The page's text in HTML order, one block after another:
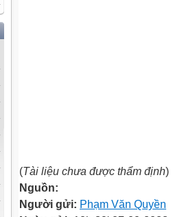
(Tài liệu chưa được thẩm định)
Nguồn:
Người gửi: Phạm Văn Quyền